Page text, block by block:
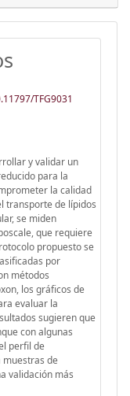
TFG9031
y validar un
para la
la calidad
transporte de lípidos
se miden
que requiere
propuesto se
por
métodos
los gráficos de
evaluar la
sugieren que
con algunas
perfil de
de
validación más